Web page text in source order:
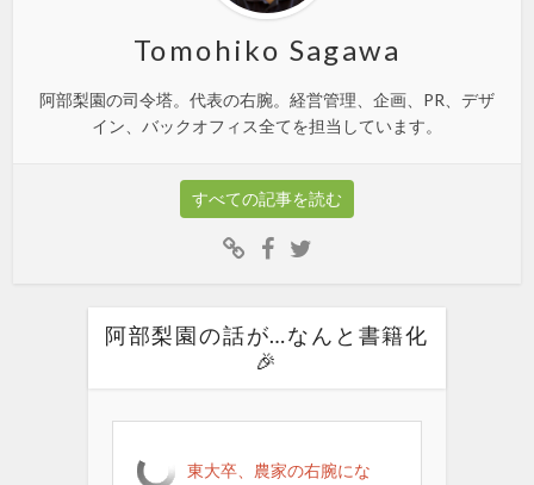
Tomohiko Sagawa
阿部梨園の司令塔。代表の右腕。経営管理、企画、PR、デザ
イン、バックオフィス全てを担当しています。
すべての記事を読む
阿部梨園の話が…なんと書籍化
🎉
東大卒、農家の右腕にな